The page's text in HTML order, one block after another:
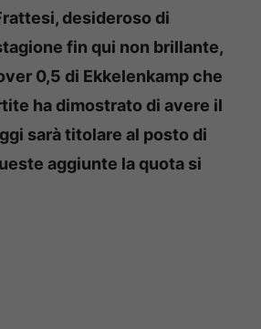
desideroso di
fin qui non brillante,
0,5 di Ekkelenkamp che
ha dimostrato di avere il
sarà titolare al posto di
aggiunte la quota si